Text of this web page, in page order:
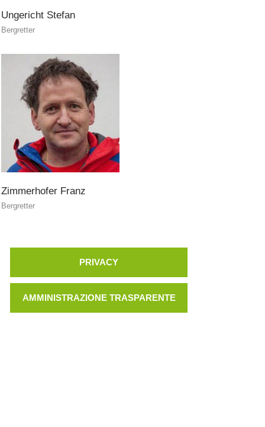
Ungericht Stefan
Bergretter
Zimmerhofer Franz
Bergretter
PRIVACY
AMMINISTRAZIONE TRASPARENTE